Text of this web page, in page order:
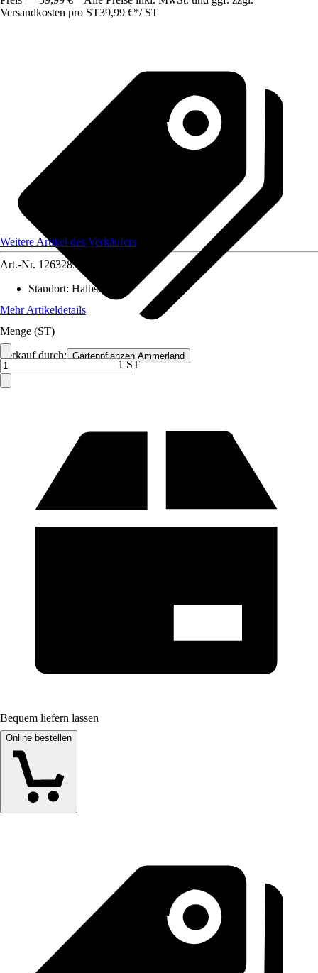
Versandkosten pro ST39,99 €*/ ST
Verkauf durch: Gartenpflanzen Ammerland
Weitere Artikel des Verkäufers
Art.-Nr. 12632897
Standort: Halbschatten
Mehr Artikeldetails
Menge (ST)
1 ST
Bequem liefern lassen
Online bestellen